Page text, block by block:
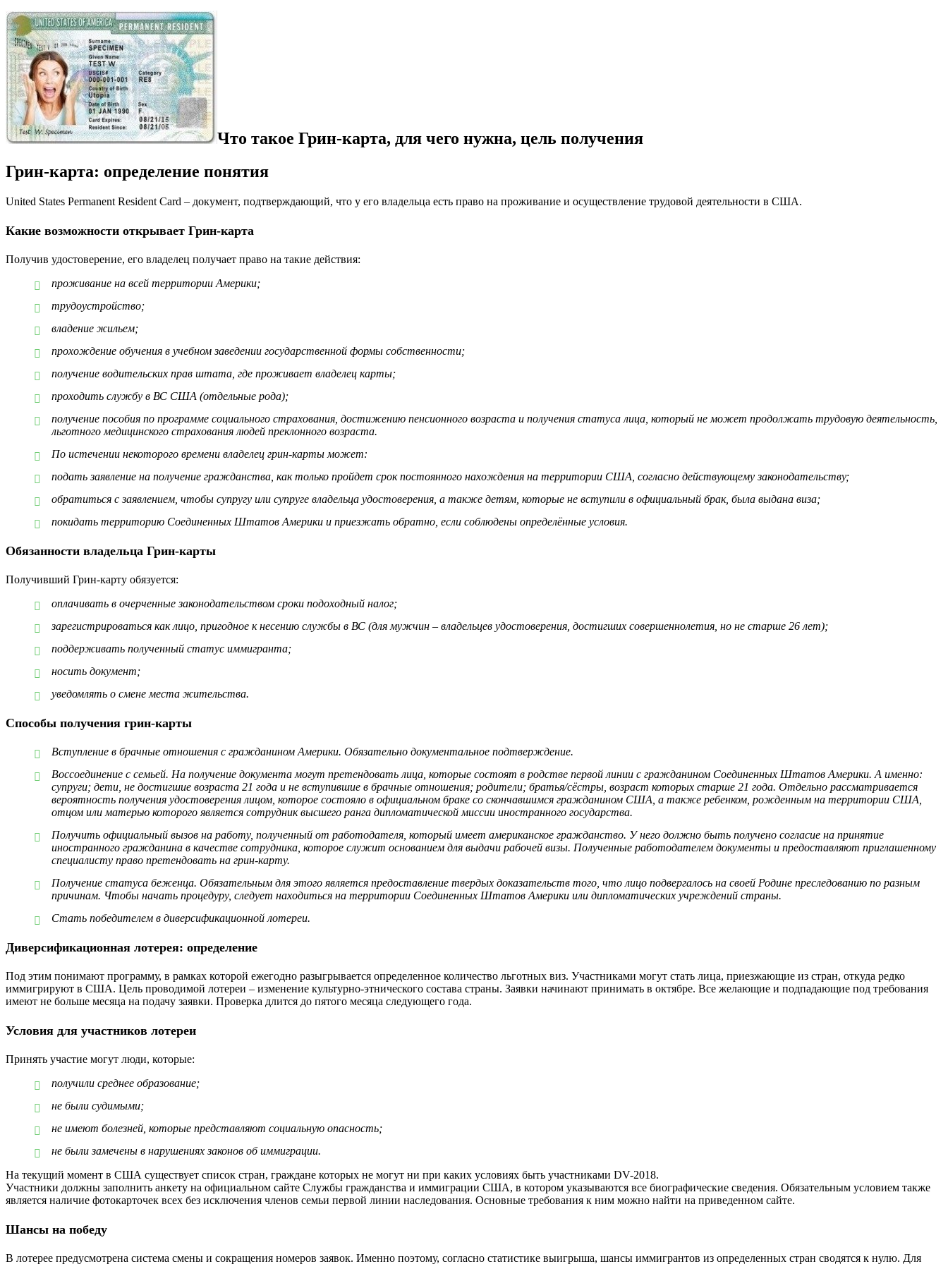
Что такое Грин-карта, для чего нужна, цель получения
Грин-карта: определение понятия
United States Permanent Resident Card – документ, подтверждающий, что у его владельца есть право на проживание и осуществление трудовой деятельности в США.
Какие возможности открывает Грин-карта
Получив удостоверение, его владелец получает право на такие действия:
проживание на всей территории Америки;
трудоустройство;
владение жильем;
прохождение обучения в учебном заведении государственной формы собственности;
получение водительских прав штата, где проживает владелец карты;
проходить службу в ВС США (отдельные рода);
получение пособия по программе социального страхования, достижению пенсионного возраста и получения статуса лица, который не может продолжать трудовую деятельность,
льготного медицинского страхования людей преклонного возраста.
По истечении некоторого времени владелец грин-карты может:
подать заявление на получение гражданства, как только пройдет срок постоянного нахождения на территории США, согласно действующему законодательству;
обратиться с заявлением, чтобы супругу или супруге владельца удостоверения, а также детям, которые не вступили в официальный брак, была выдана виза;
покидать территорию Соединенных Штатов Америки и приезжать обратно, если соблюдены определённые условия.
Обязанности владельца Грин-карты
Получивший Грин-карту обязуется:
оплачивать в очерченные законодательством сроки подоходный налог;
зарегистрироваться как лицо, пригодное к несению службы в ВС (для мужчин – владельцев удостоверения, достигших совершеннолетия, но не старше 26 лет);
поддерживать полученный статус иммигранта;
носить документ;
уведомлять о смене места жительства.
Способы получения грин-карты
Вступление в брачные отношения с гражданином Америки. Обязательно документальное подтверждение.
Воссоединение с семьей. На получение документа могут претендовать лица, которые состоят в родстве первой линии с гражданином Соединенных Штатов Америки. А именно:
супруги; дети, не достигшие возраста 21 года и не вступившие в брачные отношения; родители; братья/сёстры, возраст которых старше 21 года. Отдельно рассматривается
вероятность получения удостоверения лицом, которое состояло в официальном браке со скончавшимся гражданином США, а также ребенком, рожденным на территории США,
отцом или матерью которого является сотрудник высшего ранга дипломатической миссии иностранного государства.
Получить официальный вызов на работу, полученный от работодателя, который имеет американское гражданство. У него должно быть получено согласие на принятие
иностранного гражданина в качестве сотрудника, которое служит основанием для выдачи рабочей визы. Полученные работодателем документы и предоставляют приглашенному
специалисту право претендовать на грин-карту.
Получение статуса беженца. Обязательным для этого является предоставление твердых доказательств того, что лицо подвергалось на своей Родине преследованию по разным
причинам. Чтобы начать процедуру, следует находиться на территории Соединенных Штатов Америки или дипломатических учреждений страны.
Стать победителем в диверсификационной лотереи.
Диверсификационная лотерея: определение
Под этим понимают программу, в рамках которой ежегодно разыгрывается определенное количество льготных виз. Участниками могут стать лица, приезжающие из стран, откуда редко
иммигрируют в США. Цель проводимой лотереи – изменение культурно-этнического состава страны. Заявки начинают принимать в октябре. Все желающие и подпадающие под требования
имеют не больше месяца на подачу заявки. Проверка длится до пятого месяца следующего года.
Условия для участников лотереи
Принять участие могут люди, которые:
получили среднее образование;
не были судимыми;
не имеют болезней, которые представляют социальную опасность;
не были замечены в нарушениях законов об иммиграции.
На текущий момент в США существует список стран, граждане которых не могут ни при каких условиях быть участниками DV-2018.
Участники должны заполнить анкету на официальном сайте Службы гражданства и иммиграции США, в котором указываются все биографические сведения. Обязательным условием также
является наличие фотокарточек всех без исключения членов семьи первой линии наследования. Основные требования к ним можно найти на приведенном сайте.
Шансы на победу
В лотерее предусмотрена система смены и сокращения номеров заявок. Именно поэтому, согласно статистике выигрыша, шансы иммигрантов из определенных стран сводятся к нулю. Для